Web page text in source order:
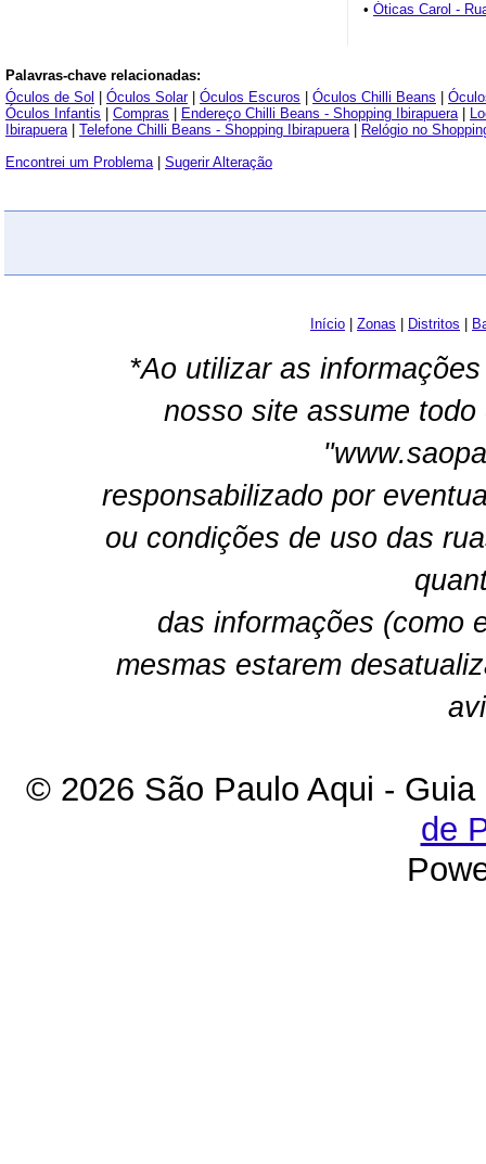
• Óticas Carol -
Palavras-chave relacionadas:
Óculos de Sol
Óculos Solar| Óculos Escuros Óculos Chilli Beans
Óculos Infantis
Compras Endereço Chilli Beans - Shopping Ibirapuera|
Ibirapuera| Telefone Chilli Beans - Shopping Ibirapuera|
Relógio no
Encontrei um Problema| Sugerir Alteração
Início Zonas Distritos
*Ao utilizar as
nosso site assume
responsabilizado por
ou condições de uso das
das informações (como
mesmas estarem
© 2026 São Paulo Aqui -
de